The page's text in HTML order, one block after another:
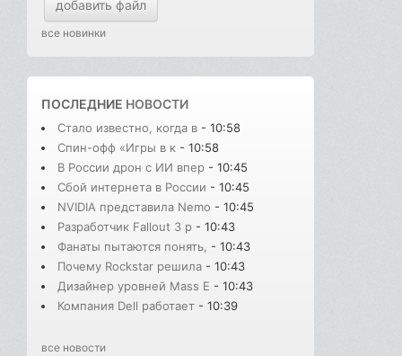
добавить файл
все новинки
ПОСЛЕДНИЕ НОВОСТИ
Стало известно, когда в - 10:58
Спин-офф «Игры в к - 10:58
В России дрон с ИИ впер - 10:45
Сбой интернета в России - 10:45
NVIDIA представила Nemo - 10:45
Разработчик Fallout 3 р - 10:43
Фанаты пытаются понять, - 10:43
Почему Rockstar решила - 10:43
Дизайнер уровней Mass E - 10:43
Компания Dell работает - 10:39
все новости